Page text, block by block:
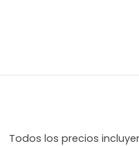
Todos los precios